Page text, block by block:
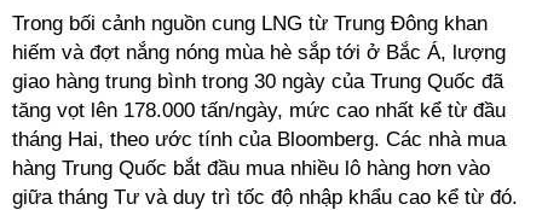
Trong bối cảnh nguồn cung LNG từ Trung Đông khan
hiếm và đợt nắng nóng mùa hè sắp tới ở Bắc Á, lượng
giao hàng trung bình trong 30 ngày của Trung Quốc đã
tăng vọt lên 178.000 tấn/ngày, mức cao nhất kể từ đầu
tháng Hai, theo ước tính của Bloomberg. Các nhà mua
hàng Trung Quốc bắt đầu mua nhiều lô hàng hơn vào
giữa tháng Tư và duy trì tốc độ nhập khẩu cao kể từ đó.